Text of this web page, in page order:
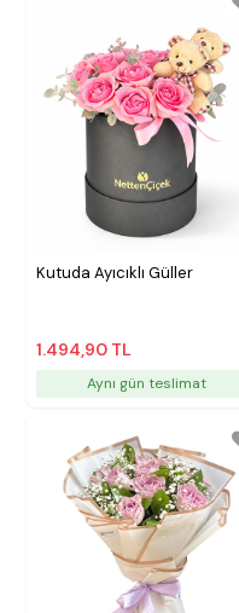
Kutuda Ayıcıklı Güller
1.494,90 TL
Aynı gün teslimat